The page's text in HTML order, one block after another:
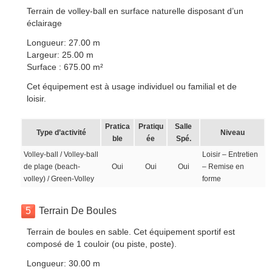
Terrain de volley-ball en surface naturelle disposant d’un
éclairage
Longueur: 27.00 m
Largeur: 25.00 m
Surface : 675.00 m²
Cet équipement est à usage individuel ou familial et de
loisir.
Type d’activité
Pratica
ble
Pratiqu
ée
Salle
Spé.
Niveau
Volley-ball / Volley-ball
de plage (beach-
volley) / Green-Volley
Oui Oui Oui
Loisir – Entretien
– Remise en
forme
5 Terrain De Boules
Terrain de boules en sable. Cet équipement sportif est
composé de 1 couloir (ou piste, poste).
Longueur: 30.00 m